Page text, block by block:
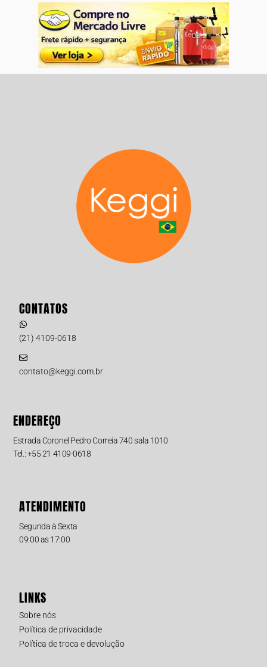
CONTATOS
(21) 4109-0618
contato@keggi.com.br
ENDEREÇO
Estrada Coronel Pedro Correia 740 sala 1010
Tel.: +55 21 4109-0618
ATENDIMENTO
Segunda à Sexta
09:00 as 17:00
LINKS
Sobre nós
Política de privacidade
Política de troca e devolução